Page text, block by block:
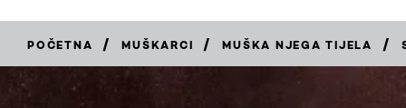
POČETNA / MUŠKARCI / MUŠKA NJEGA TIJELA /